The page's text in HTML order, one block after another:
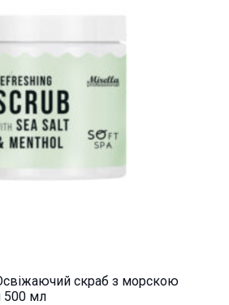
скраб з морскою
500 мл